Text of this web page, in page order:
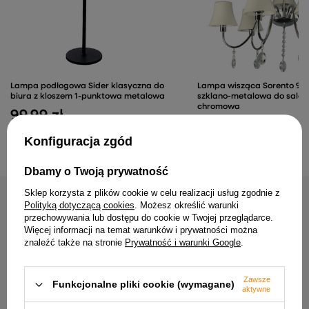
Lampa podłogowa Sider klasyczna do
biura z kloszem 1-punktowa metalowa
99,99 zł
Lampa wisząca Sorento 9-
szklano-metalowa do
chromowa
NAJCZĘŚCIEJ KUPOWANE RAZEM
abażur do casper/ofelia E14
30,99 zł
Konfiguracja zgód
Dbamy o Twoją prywatność
Sklep korzysta z plików cookie w celu realizacji usług zgodnie z
Polityką dotyczącą cookies. Możesz określić warunki
przechowywania lub dostępu do cookie w Twojej przeglądarce.
Więcej informacji na temat warunków i prywatności można
znaleźć także na stronie Prywatność i warunki Google.
Funkcjonalne pliki cookie (wymagane)
Zawsze
aktywne